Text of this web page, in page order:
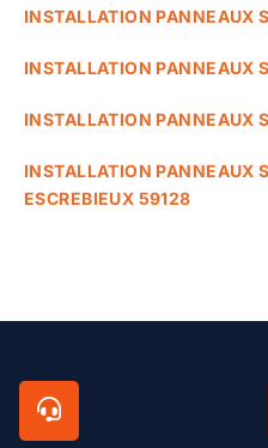
INSTALLATION PANNEAUX
INSTALLATION PANNEAUX
INSTALLATION PANNEAUX
INSTALLATION PANNEAUX
ESCREBIEUX 59128